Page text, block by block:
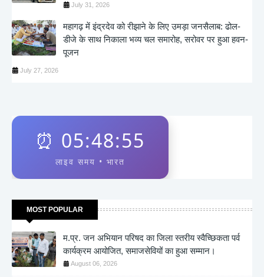
July 31, 2026
महागढ़ में इंद्रदेव को रीझाने के लिए उमड़ा जनसैलाब: ढोल-
डीजे के साथ निकाला भव्य चल समारोह, सरोवर पर हुआ हवन-
पूजन
July 27, 2026
⏰ 05:48:56
लाइव समय • भारत
MOST POPULAR
म.प्र. जन अभियान परिषद का जिला स्तरीय स्वैच्छिकता पर्व
कार्यक्रम आयोजित, समाजसेवियों का हुआ सम्मान।
August 06, 2026